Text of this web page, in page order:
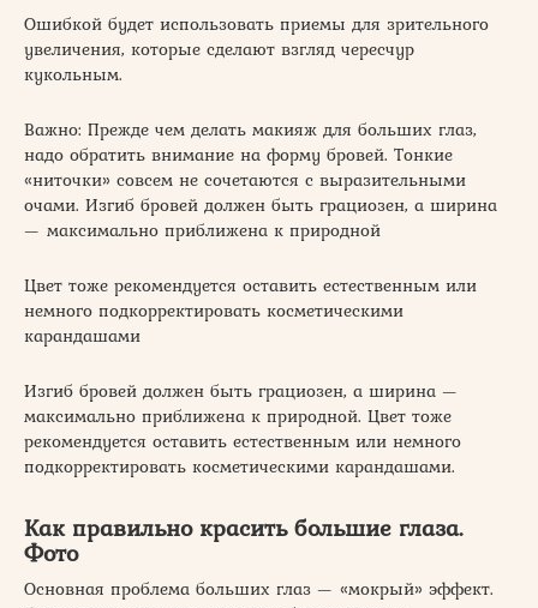
Ошибкой будет использовать приемы для зрительного
увеличения, которые сделают взгляд чересчур
кукольным.
Важно: Прежде чем делать макияж для больших глаз,
надо обратить внимание на форму бровей. Тонкие
«ниточки» совсем не сочетаются с выразительными
очами. Изгиб бровей должен быть грациозен, а ширина
— максимально приближена к природной
Цвет тоже рекомендуется оставить естественным или
немного подкорректировать косметическими
карандашами
Изгиб бровей должен быть грациозен, а ширина —
максимально приближена к природной. Цвет тоже
рекомендуется оставить естественным или немного
подкорректировать косметическими карандашами.
Как правильно красить большие глаза.
Фото
Основная проблема больших глаз — «мокрый» эффект.